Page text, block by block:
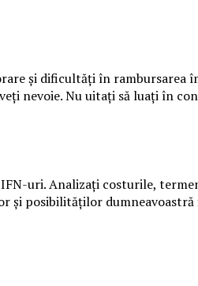
și dificultăți în
nevoie. Nu uitați să luați în
uri. Analizați costurile,
și posibilităților dumneavoastră